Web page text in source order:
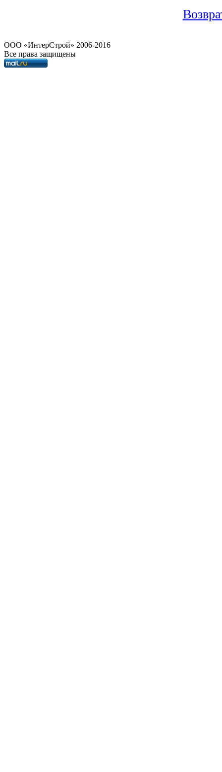
OOO «ИнтерСтрой» 2006-2016
Все права защищены